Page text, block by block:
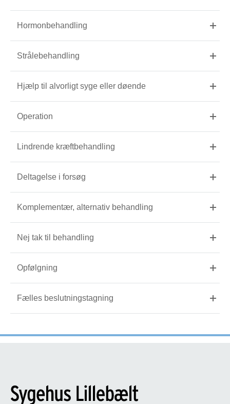
Hormonbehandling
Strålebehandling
Hjælp til alvorligt syge eller døende
Operation
Lindrende kræftbehandling
Deltagelse i forsøg
Komplementær, alternativ behandling
Nej tak til behandling
Opfølgning
Fælles beslutningstagning